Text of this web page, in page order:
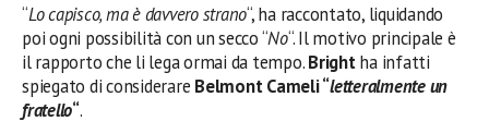
“Lo capisco, ma è davvero strano“, ha raccontato, liquidando
poi ogni possibilità con un secco “No“. Il motivo principale è
il rapporto che li lega ormai da tempo.Brightha infatti
spiegato di considerare Belmont Cameli “letteralmente un
fratello“.